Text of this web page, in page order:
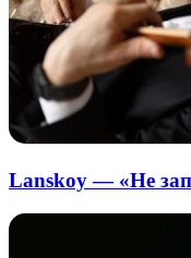
Lanskoy — «Не